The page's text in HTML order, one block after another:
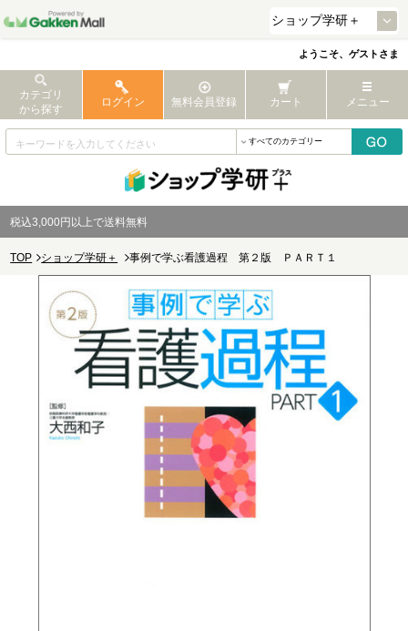
ようこそ、ゲストさま
カテゴリ
から探す
ログイン 無料会員登録 カート メニュー
税込3,000円以上で送料無料
TOP ショップ学研＋ 事例で学ぶ看護過程 第２版 ＰＡＲＴ１